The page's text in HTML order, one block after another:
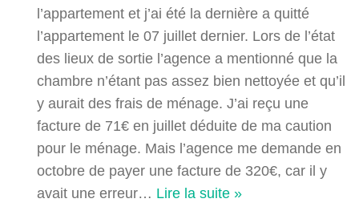
l’appartement et j’ai été la dernière a quitté
l’appartement le 07 juillet dernier. Lors de l’état
des lieux de sortie l’agence a mentionné que la
chambre n’étant pas assez bien nettoyée et qu’il
y aurait des frais de ménage. J’ai reçu une
facture de 71€ en juillet déduite de ma caution
pour le ménage. Mais l’agence me demande en
octobre de payer une facture de 320€, car il y
avait une erreur… Lire la suite »